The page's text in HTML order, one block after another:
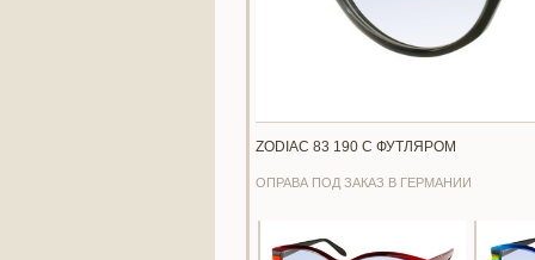
ZODIAC 83 190 С ФУТЛЯРОМ
ОПРАВА ПОД ЗАКАЗ В ГЕРМАНИИ